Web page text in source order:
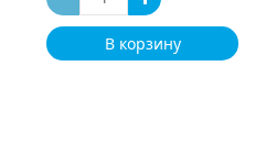
В корзину